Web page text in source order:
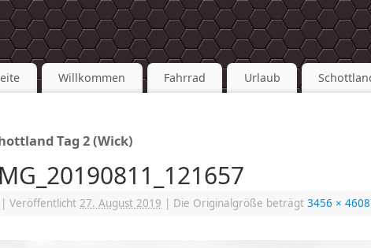
Willkommen Fahrrad Urlaub
Tag 2 (Wick)
| Veröffentlicht 27. August 2019 | Die Originalgröße beträgt 3456 × 4608